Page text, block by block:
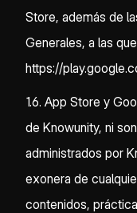
Store, además de
Generales, a las
https://
1.6. App Store y
de Knowunity, ni
administrados por
exonera de
contenidos,